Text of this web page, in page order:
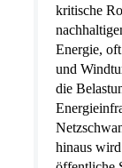
kritische
Energie,
und
die
hinaus